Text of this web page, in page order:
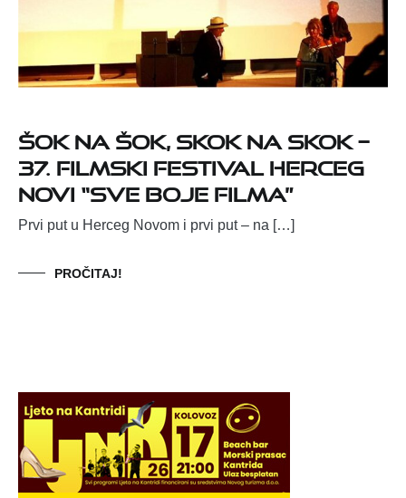
Šok na šok, skok na skok –
37. Filmski festival Herceg
Novi “Sve boje filma”
Prvi put u Herceg Novom i prvi put – na […]
PROČITAJ!